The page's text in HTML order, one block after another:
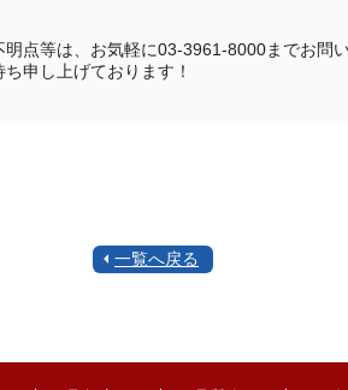
明点等は、お気軽に03-3961-8000までお問
ち申し上げております！
一覧へ戻る